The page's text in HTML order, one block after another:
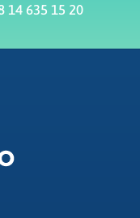
14 635 15 20